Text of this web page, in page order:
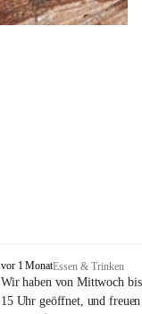
B
u
s
vor 1 MonatEssen & Trinken
Wir haben von Mittwoch
15 Uhr geöffnet, und